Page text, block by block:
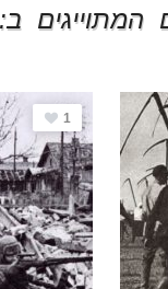
המתוייגים
1